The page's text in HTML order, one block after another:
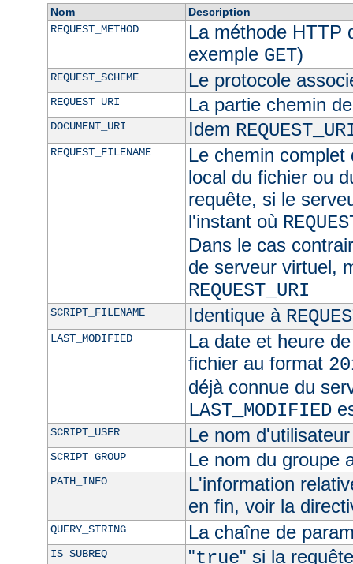
Nom
Description
REQUEST_METHOD
La méthode HTTP
exemple GET)
REQUEST_SCHEME Le protocole
REQUEST_URI La partie chemin
DOCUMENT_URI Idem
REQUEST_FILENAME
Le chemin
local du fichier ou
requête, si le
l'instant où
Dans le cas
de serveur virtuel,
REQUEST_URI
SCRIPT_FILENAME Identique à
LAST_MODIFIED
La date et heure
fichier au format
déjà connue du
LAST_MODIFIED
SCRIPT_USER Le nom
SCRIPT_GROUP Le nom du groupe
PATH_INFO
L'information
en fin, voir la
QUERY_STRING La chaîne de
IS_SUBREQ "true" si la